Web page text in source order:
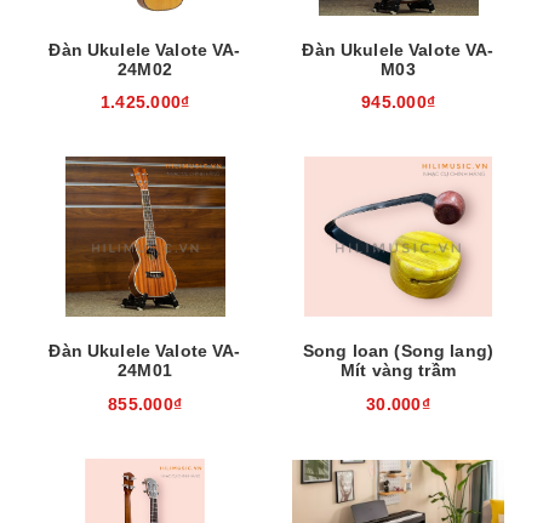
Đàn Ukulele Valote VA-
24M02
1.425.000₫
Đàn Ukulele Valote VA-
M03
945.000₫
Đàn Ukulele Valote VA-
24M01
855.000₫
Song loan (Song lang)
Mít vàng trầm
30.000₫